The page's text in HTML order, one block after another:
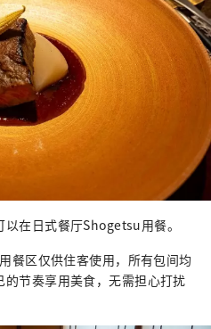
在日式餐厅Shogetsu用餐。
餐区仅供住客使用，所有包间均
节奏享用美食，无需担心打扰